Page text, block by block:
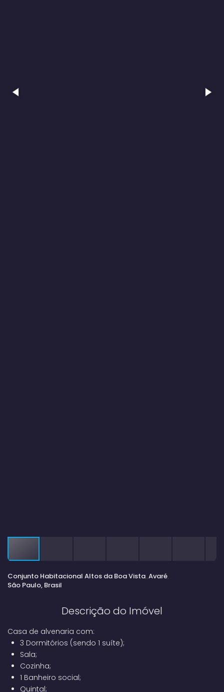
Conjunto Habitacional Altos da Boa Vista Avaré
São Paulo, Brasil
Descrição do Imóvel
Casa de alvenaria com:
3 Dormitórios (sendo 1 suíte);
Sala;
Cozinha;
1 Banheiro social;
Quintal;